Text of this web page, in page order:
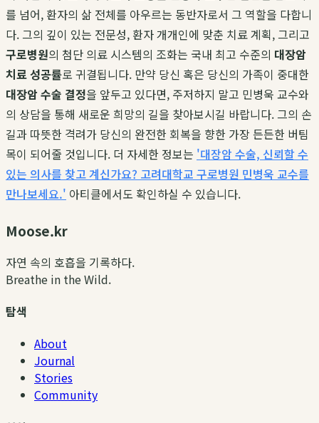
를 넘어, 환자의 삶 전체를 아우르는 동반자로서 그 역할을 다합니
다. 그의 깊이 있는 전문성, 환자 개개인에 맞춘 치료 계획, 그리고
구로병원의 첨단 의료 시스템의 조화는 국내 최고 수준의 대장암
치료 성공률로 귀결됩니다. 만약 당신 혹은 당신의 가족이 중대한
대장암 수술 결정을 앞두고 있다면, 주저하지 말고 민병욱 교수와
의 상담을 통해 새로운 희망의 길을 찾아보시길 바랍니다. 그의 손
길과 따뜻한 격려가 당신의 완전한 회복을 향한 가장 든든한 버팀
목이 되어줄 것입니다. 더 자세한 정보는 '대장암 수술, 신뢰할 수
있는 의사를 찾고 계신가요? 고려대학교 구로병원 민병욱 교수를
만나보세요.' 아티클에서도 확인하실 수 있습니다.
Moose.kr
자연 속의 호흡을 기록하다.
Breathe in the Wild.
탐색
About
Journal
Stories
Community